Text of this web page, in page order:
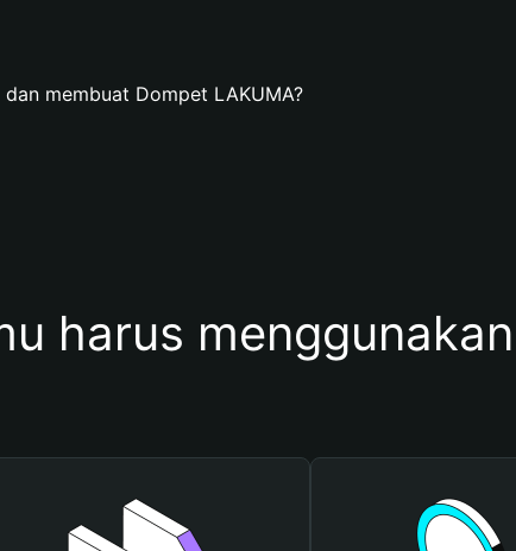
membuat Dompet LAKUMA?
harus